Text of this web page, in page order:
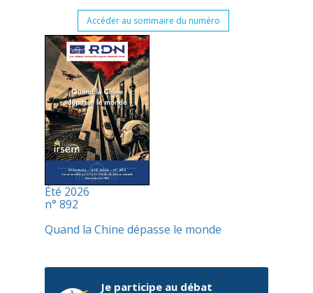
Accéder au sommaire du numéro
Été 2026
n° 892
Quand la Chine dépasse le monde
Je participe au débat